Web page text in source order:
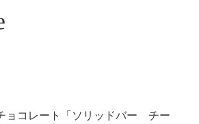
ョコレート「ソリッドバー チー